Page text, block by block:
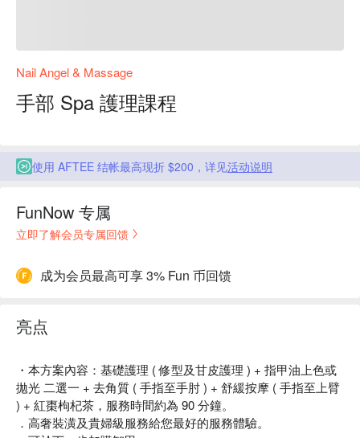
Nail Angel & Massage
手部 Spa 護理課程
使用 AFTEE 结帐最高现折 $200，详见活动说明
FunNow 专属
立即了解会员专属回馈
成为会员最高可享 3% Fun 币回馈
亮点
・本方案內容：基礎護理 ( 修型及甘皮護理 ) + 指甲油上色或
拋光 二選一 + 去角質 ( 手指至手肘 ) + 舒緩按摩 ( 手指至上臂
) + 紅棗枸杞茶，服務時間約為 90 分鐘。
．高奢裝潢及貴婦級服務給您最好的服務體驗。